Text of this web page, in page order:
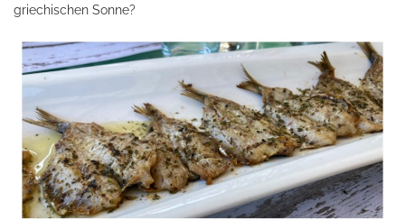
griechischen Sonne?